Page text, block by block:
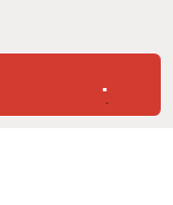
..